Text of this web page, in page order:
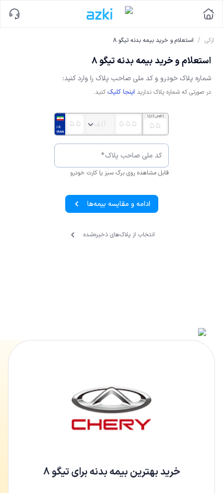
ازکی / استعلام و خرید بیمه بدنه تیگو 8
استعلام و خرید بیمه بدنه تیگو 8
شماره پلاک خودرو و کد ملی صاحب پلاک را وارد کنید:
در صورتی که شماره پلاک ندارید اینجا کلیک کنید.
کد ملی صاحب پلاک*
قابل مشاهده روی برگ سبز یا کارت خودرو
ادامه و مقایسه بیمه‌ها
انتخاب از پلاک‌های ذخیره‌‌شده
خرید بهترین بیمه بدنه برای تیگو 8